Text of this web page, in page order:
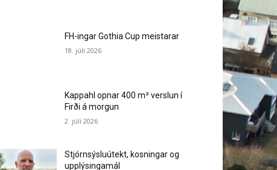
FH-ingar Gothia Cup meistarar
18. júlí 2026
Kappahl opnar 400 m² verslun í
Firði á morgun
2. júlí 2026
Stjórnsýsluútekt, kosningar og
upplýsingamál